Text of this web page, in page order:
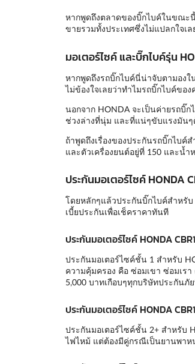
หากพูดถึงตลาดของบิ๊กไบค์ในขณะ
ขายรวมทั้งประเทศซึ่งไม่แปลกใจเ
มอเตอร์ไซค์ และบิ๊กไบค์รุ่น
หากพูดถึงรถบิ๊กไบค์นี่น่าจับตามอง
ไม่ข้องใจเลยว่าทำไมรถบิ๊กไบค์ขอ
นอกจาก HONDA จะเป็นค่ายรถบิ๊
ช่วงล่างที่นุ่ม และที่แน่ๆขับแรงมันๆ
ถ้าพูดถึงเรื่องของประกันรถบิ๊กไบ
และตัวเครื่องยนต์อยู่ที่ 150 และน้
ประกันมอเตอร์ไซค์ HONDA
โดยหลักๆแล้วประกันบิ๊กไบค์สำหรับ
เบี้ยประกันเพื่อเช็คราคาทันที
ประกันมอเตอร์ไซค์ HONDA
ประกันมอเตอร์ไซค์ชั้น 1 สำหรับ
ความคุ้มครอง คือ ซ่อมเขา ซ่อมเร
5,000 บาทเกือบๆทุกบริษัทประกันภั
ประกันมอเตอร์ไซค์ HONDA
ประกันมอเตอร์ไซค์ชั้น 2+ สำหรับ
ไฟไหม้ แต่ต้องมีคู่กรณีเป็นยานพาห